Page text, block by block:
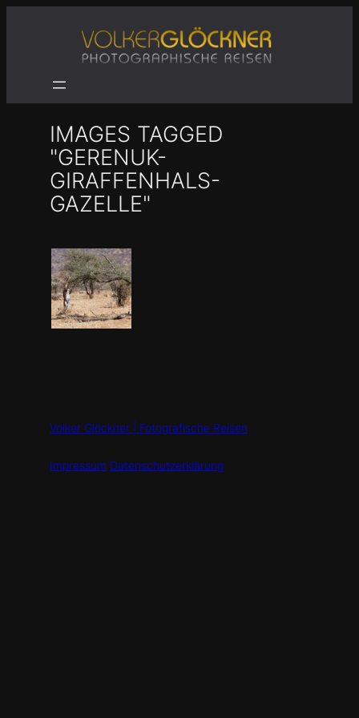
IMAGES TAGGED
"GERENUK-
GIRAFFENHALS-
GAZELLE"
Volker Glöckner | Fotografische Reisen
Impressum Datenschutzerklärung